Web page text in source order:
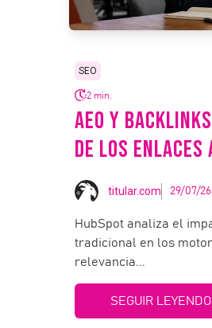
SEO
2 min.
AEO Y
DE LOS
titular.com 29/07/26
HubSpot analiza el
tradicional en los
relevancia...
SEGUIR LEYENDO